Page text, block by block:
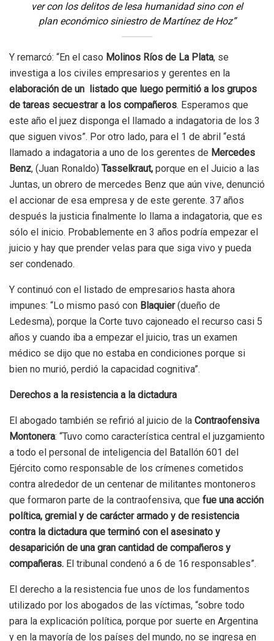
ver con los delitos de lesa humanidad sino con el
plan económico siniestro de Martínez de Hoz”
Y remarcó: “En el caso Molinos Ríos de La Plata, se
investiga a los civiles empresarios y gerentes en la
elaboración de un listado que luego permitió a los grupos
de tareas secuestrar a los compañeros. Esperamos que
este año el juez disponga el llamado a indagatoria de los 3
que siguen vivos”. Por otro lado, para el 1 de abril “está
llamado a indagatoria a uno de los gerentes de Mercedes
Benz, (Juan Ronaldo) Tasselkraut, porque en el Juicio a las
Juntas, un obrero de mercedes Benz que aún vive, denunció
el accionar de esa empresa y de este gerente. 37 años
después la justicia finalmente lo llama a indagatoria, que es
sólo el inicio. Probablemente en 3 años podría empezar el
juicio y hay que prender velas para que siga vivo y pueda
ser condenado.
Y continuó con el listado de empresarios hasta ahora
impunes: “Lo mismo pasó con Blaquier(dueño de
Ledesma), porque la Corte tuvo cajoneado el recurso casi 5
años y cuando iba a empezar el juicio, tras un examen
médico se dijo que no estaba en condiciones porque si
bien no murió, perdió la capacidad cognitiva”.
Derechos a la resistencia a la dictadura
El abogado también se refirió al juicio de la Contraofensiva
Montonera: “Tuvo como característica central el juzgamiento
a todo el personal de inteligencia del Batallón 601 del
Ejército como responsable de los crímenes cometidos
contra alrededor de un centenar de militantes montoneros
que formaron parte de la contraofensiva, que fue una acción
política, gremial y de carácter armado y de resistencia
contra la dictadura que terminó con el asesinato y
desaparición de una gran cantidad de compañeros y
compañeras. El tribunal condenó a 6 de 16 responsables”.
El derecho a la resistencia fue unos de los fundamentos
utilizado por los abogados de las víctimas, “sobre todo
para la explicación política, porque por suerte en Argentina
y en la mayoría de los países del mundo, no se ingresa en